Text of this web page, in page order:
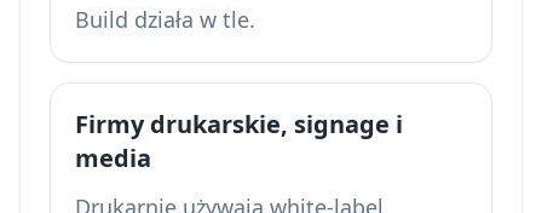
Build działa w tle.
Firmy drukarskie, signage i
media
Drukarnie używają white-label